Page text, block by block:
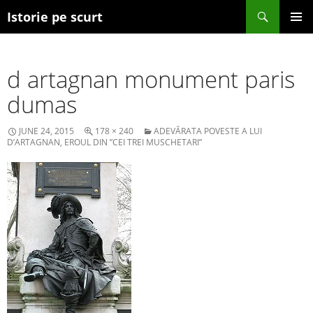
Istorie pe scurt
Search
SKIP TO CONTENT
d artagnan monument paris
dumas
JUNE 24, 2015 178 × 240
ADEVĂRATA POVESTE A LUI
D’ARTAGNAN, EROUL DIN ”CEI TREI MUSCHETARI”